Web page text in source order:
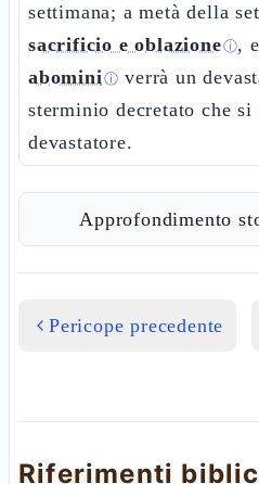
settimana; a metà della
sacrificio e oblazioneⓘ,
abominiⓘ verrà un
sterminio decretato che si
devastatore.
Approfondimento
Pericope precedente
Riferimenti